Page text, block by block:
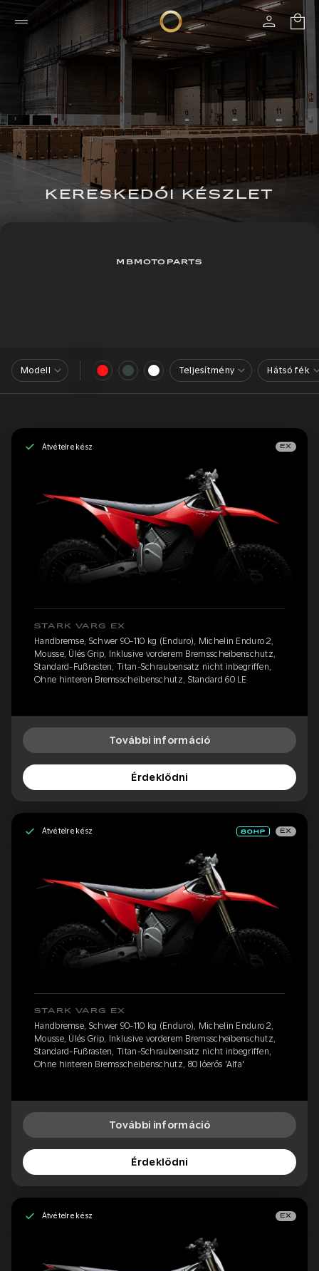
KERESKEDŐI KÉSZLET
MBMOTOPARTS
Modell Teljesítmény Hátsó fék
Átvételre kész EX
STARK VARG EX
Handbremse, Schwer 90-110 kg (Enduro), Michelin Enduro 2,
Mousse, Ülés Grip, Inklusive vorderem Bremsscheibenschutz,
Standard-Fußrasten, Titan-Schraubensatz nicht inbegriffen,
Ohne hinteren Bremsscheibenschutz, Standard 60 LE
További információ
Érdeklődni
Átvételre kész EX
STARK VARG EX
Handbremse, Schwer 90-110 kg (Enduro), Michelin Enduro 2,
Mousse, Ülés Grip, Inklusive vorderem Bremsscheibenschutz,
Standard-Fußrasten, Titan-Schraubensatz nicht inbegriffen,
Ohne hinteren Bremsscheibenschutz, 80 lóerős 'Alfa'
További információ
Érdeklődni
Átvételre kész EX